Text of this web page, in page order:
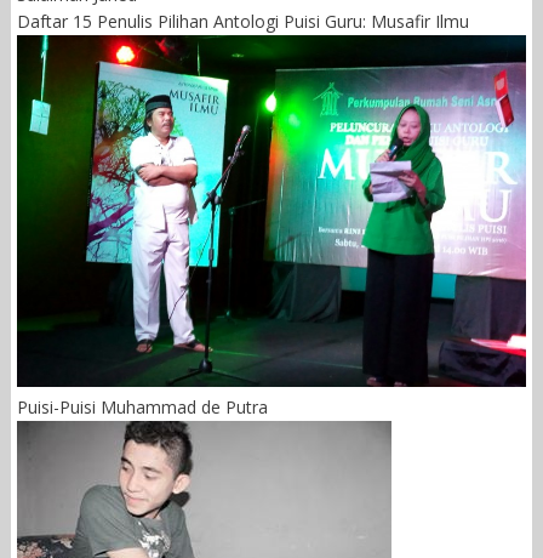
Daftar 15 Penulis Pilihan Antologi Puisi Guru: Musafir Ilmu
Puisi-Puisi Muhammad de Putra